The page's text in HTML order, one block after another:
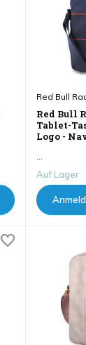
Red Bull
Red Bull
Tablet-
Logo -
...
Auf Lager